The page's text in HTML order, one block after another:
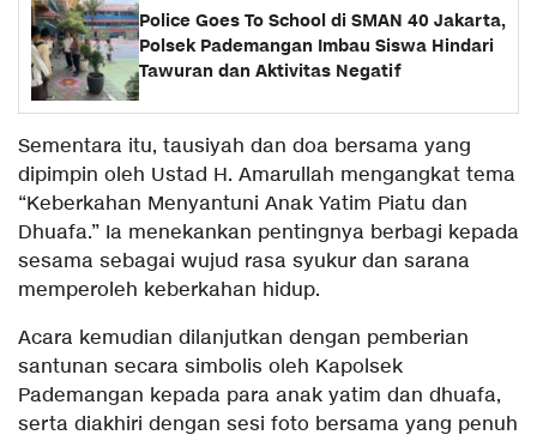
Police Goes To School di SMAN 40 Jakarta,
Polsek Pademangan Imbau Siswa Hindari
Tawuran dan Aktivitas Negatif
Sementara itu, tausiyah dan doa bersama yang
dipimpin oleh Ustad H. Amarullah mengangkat tema
“Keberkahan Menyantuni Anak Yatim Piatu dan
Dhuafa.” Ia menekankan pentingnya berbagi kepada
sesama sebagai wujud rasa syukur dan sarana
memperoleh keberkahan hidup.
Acara kemudian dilanjutkan dengan pemberian
santunan secara simbolis oleh Kapolsek
Pademangan kepada para anak yatim dan dhuafa,
serta diakhiri dengan sesi foto bersama yang penuh